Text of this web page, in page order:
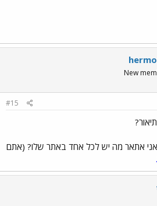
New
#15
אתאר מה יש לכל אחד באתר שלו? (אתם